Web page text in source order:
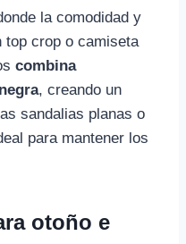
la comodidad y
crop o camiseta
combina
, creando un
sandalias planas o
para mantener los
otoño e